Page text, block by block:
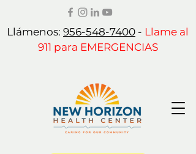
Llámenos: 956-548-7400 - Llame al
911 para EMERGENCIAS